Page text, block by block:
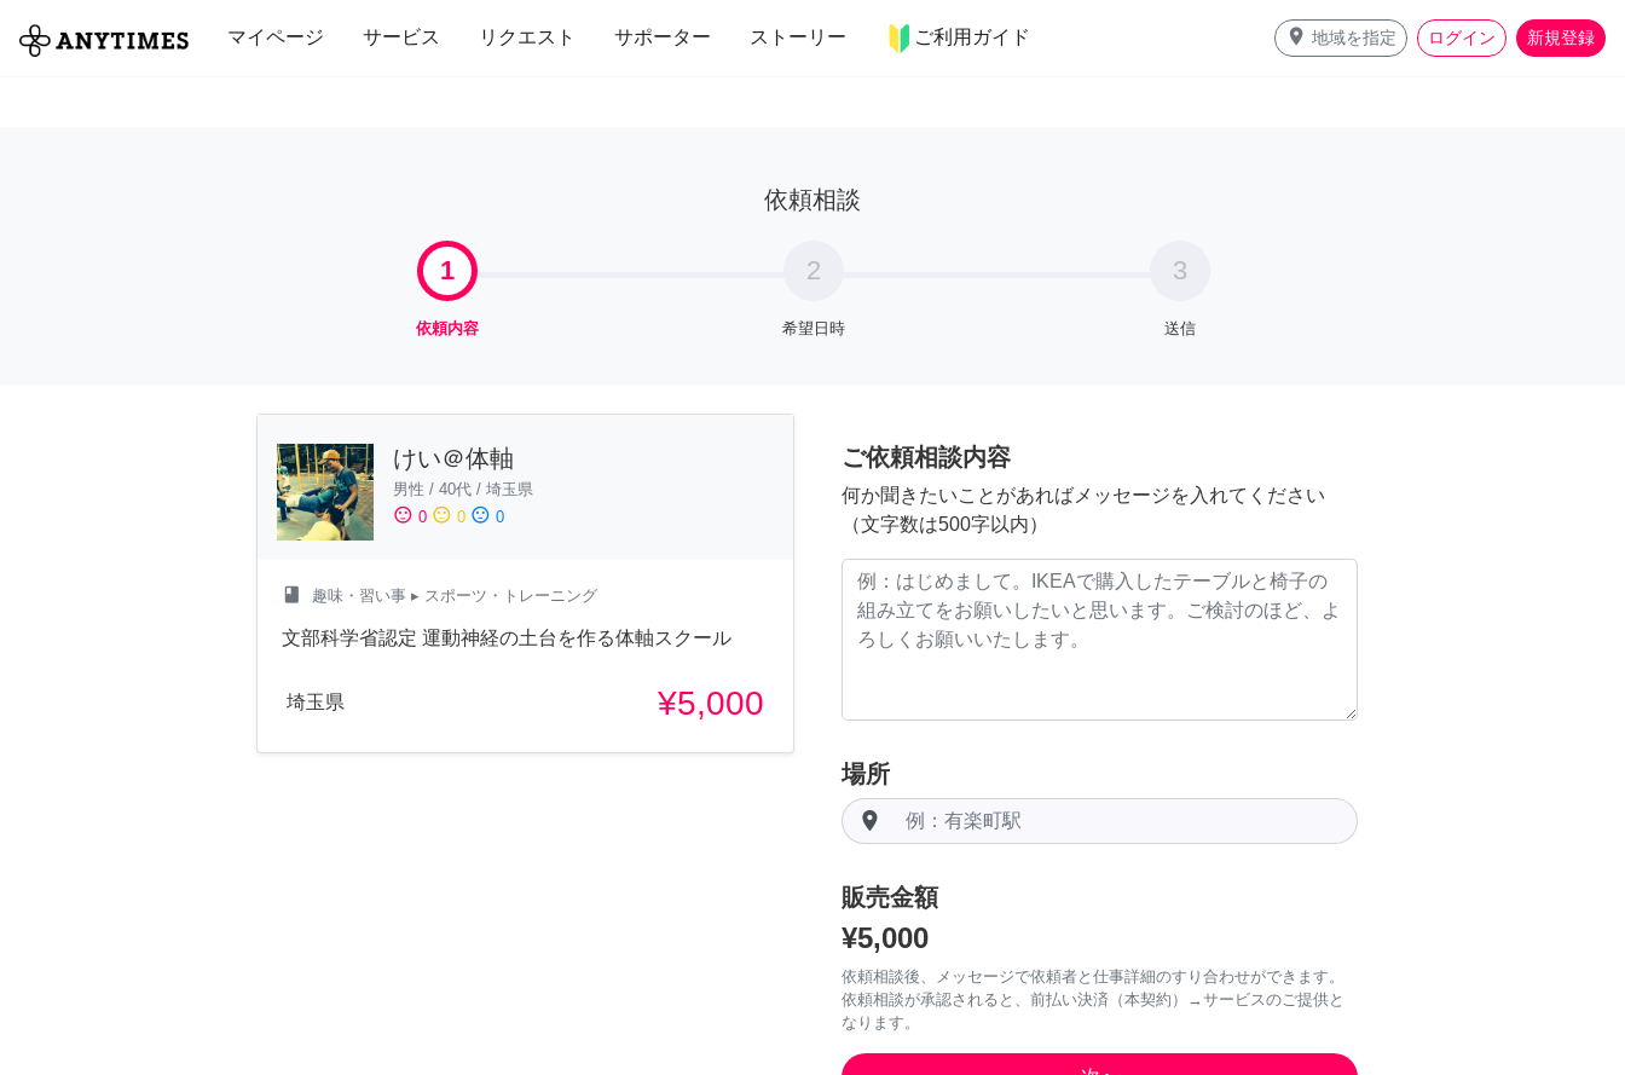
マイページ サービス リクエスト サポーター ストーリー ご利用ガイド place 地域を指定 ログイン 新規登録
全て 修理・組立 家事 引っ越し インテリア 趣味・習い事 ペット 料理
依頼相談
1
依頼内容
2
希望日時
3
送信
けい＠体軸
男性 / 40代 / 埼玉県
sentiment_satisfied 0 sentiment_neutral 0 sentiment_dissatisfied 0
class 趣味・習い事 ▸ スポーツ・トレーニング
文部科学省認定 運動神経の土台を作る体軸スクール
埼玉県 ¥5,000
ご依頼相談内容
何か聞きたいことがあればメッセージを入れてください
（文字数は500字以内）
場所
room
販売金額
¥5,000
依頼相談後、メッセージで依頼者と仕事詳細のすり合わせができます。
依頼相談が承認されると、前払い決済（本契約）→サービスのご提供と
なります。